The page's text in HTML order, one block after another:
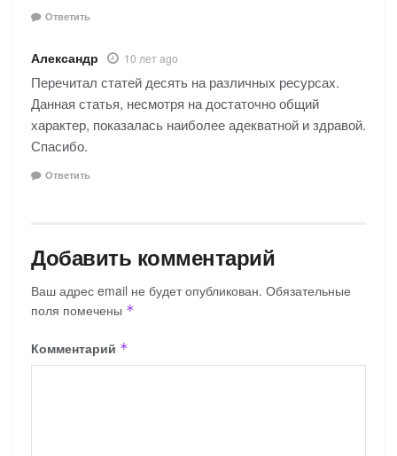
Ответить
Александр 10 лет ago
Перечитал статей десять на различных ресурсах.
Данная статья, несмотря на достаточно общий
характер, показалась наиболее адекватной и здравой.
Спасибо.
Ответить
Добавить комментарий
Ваш адрес email не будет опубликован. Обязательные
поля помечены *
Комментарий *